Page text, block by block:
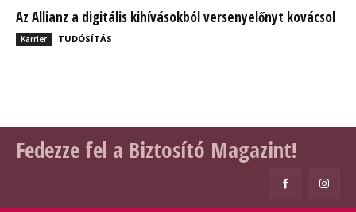
Az Allianz a digitális kihívásokból versenyelőnyt kovácsol
Karrier TUDÓSÍTÁS
Fedezze fel a Biztosító Magazint!